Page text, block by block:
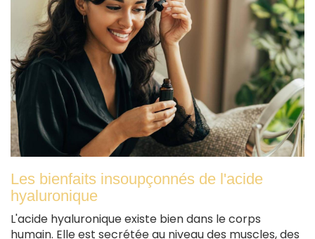
Les bienfaits insoupçonnés de l'acide
hyaluronique
L'acide hyaluronique existe bien dans le corps
humain. Elle est secrétée au niveau des muscles, des